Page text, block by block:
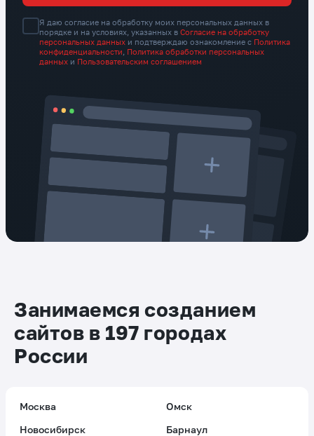
Я даю согласие на обработку моих персональных данных в
порядке и на условиях, указанных в Согласие на обработку
персональных данных и подтверждаю ознакомление с Политика
конфиденциальности
Политика обработки персональных
данных и Пользовательским соглашением
Занимаемся созданием
сайтов в 197 городах
России
Москва
Омск
Новосибирск
Барнаул